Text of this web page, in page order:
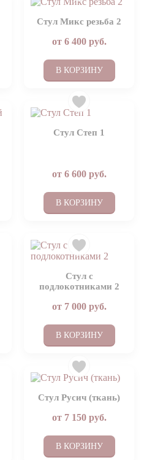
Стул Микс резьба 2
от 6 400руб.
В КОРЗИНУ
Стул Степ 1
от 6 600руб.
В КОРЗИНУ
Стул с
подлокотниками 2
от 7 000руб.
В КОРЗИНУ
Стул Русич (ткань)
от 7 150руб.
В КОРЗИНУ